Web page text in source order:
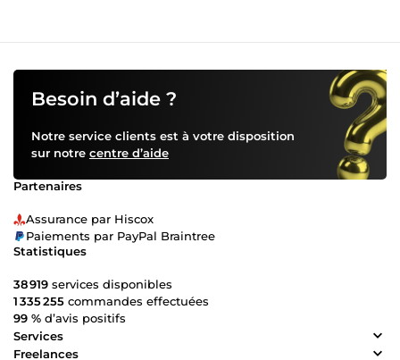
Besoin d’aide ?
Notre service clients est à votre disposition
sur notre centre d’aide
Partenaires
Assurance par Hiscox
Paiements par PayPal Braintree
Statistiques
38 919 services disponibles
1 335 255 commandes effectuées
99 % d’avis positifs
Services
Freelances